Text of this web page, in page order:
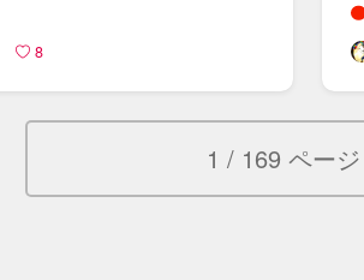
8
1 / 169 ページ